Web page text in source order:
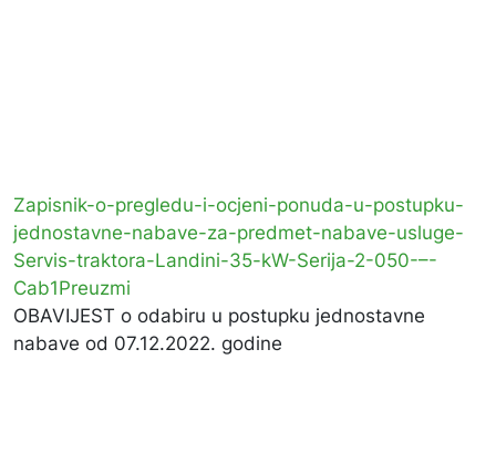
Zapisnik-o-pregledu-i-ocjeni-ponuda-u-postupku-
jednostavne-nabave-za-predmet-nabave-usluge-
Servis-traktora-Landini-35-kW-Serija-2-050-–-
Cab1Preuzmi
OBAVIJEST o odabiru u postupku jednostavne
nabave od 07.12.2022. godine